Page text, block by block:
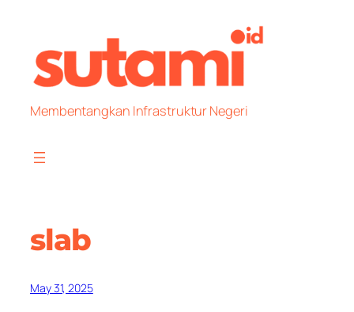
content
Membentangkan Infrastruktur Negeri
slab
May 31, 2025